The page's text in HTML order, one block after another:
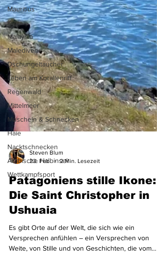
Mauritius
Kuba
Malaysia
Malediven
Dschungeltaucher
Leben am Korallenriff
Regenwald
Mittelmeer
Muscheln & Schnecken
Haie
Nacktschnecken
Arabische Halbinsel
Wettkampfsport
Steven Blum
23. Feb.
2 Min. Lesezeit
Patagoniens stille Ikone:
Die Saint Christopher in
Ushuaia